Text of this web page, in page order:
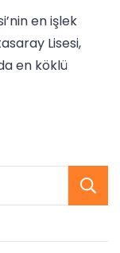
en işlek
Lisesi,
en köklü